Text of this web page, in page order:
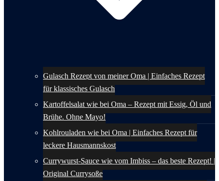
Gulasch Rezept von meiner Oma | Einfaches Rezept
für klassisches Gulasch
Kartoffelsalat wie bei Oma – Rezept mit Essig, Öl und
Brühe. Ohne Mayo!
Kohlrouladen wie bei Oma | Einfaches Rezept für
leckere Hausmannskost
Currywurst-Sauce wie vom Imbiss – das beste Rezept! |
Original Currysoße